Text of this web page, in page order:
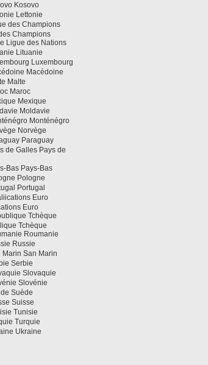
Kosovo
Lettonie
Champions
Ligue des Nations
Lituanie
Luxembourg
Macédoine
Malte
Maroc
Mexique
Moldavie
Monténégro
Norvège
Paraguay
Pays de
Pays-Bas
Pologne
Portugal
Euro
Tchèque
Roumanie
Russie
San Marin
Serbie
Slovaquie
Slovénie
Suède
Suisse
Tunisie
Turquie
Ukraine